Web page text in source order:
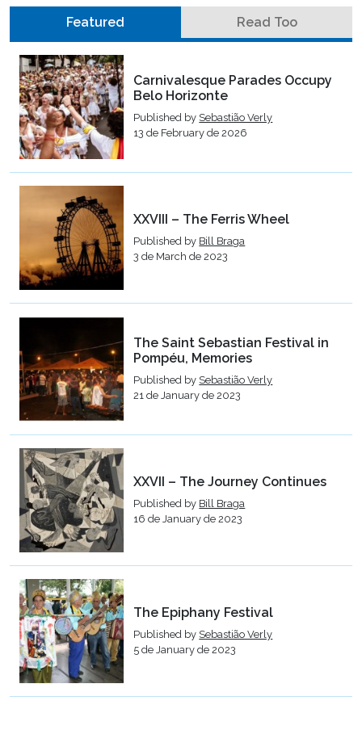
Featured Read Too
Carnivalesque Parades Occupy
Belo Horizonte
Published by Sebastião Verly
13 de February de 2026
XXVIII – The Ferris Wheel
Published by Bill Braga
3 de March de 2023
The Saint Sebastian Festival in
Pompéu, Memories
Published by Sebastião Verly
21 de January de 2023
XXVII – The Journey Continues
Published by Bill Braga
16 de January de 2023
The Epiphany Festival
Published by Sebastião Verly
5 de January de 2023